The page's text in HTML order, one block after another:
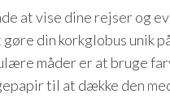
at vise dine rejser og
din korkglobus unik
måder er at bruge
til at dække den